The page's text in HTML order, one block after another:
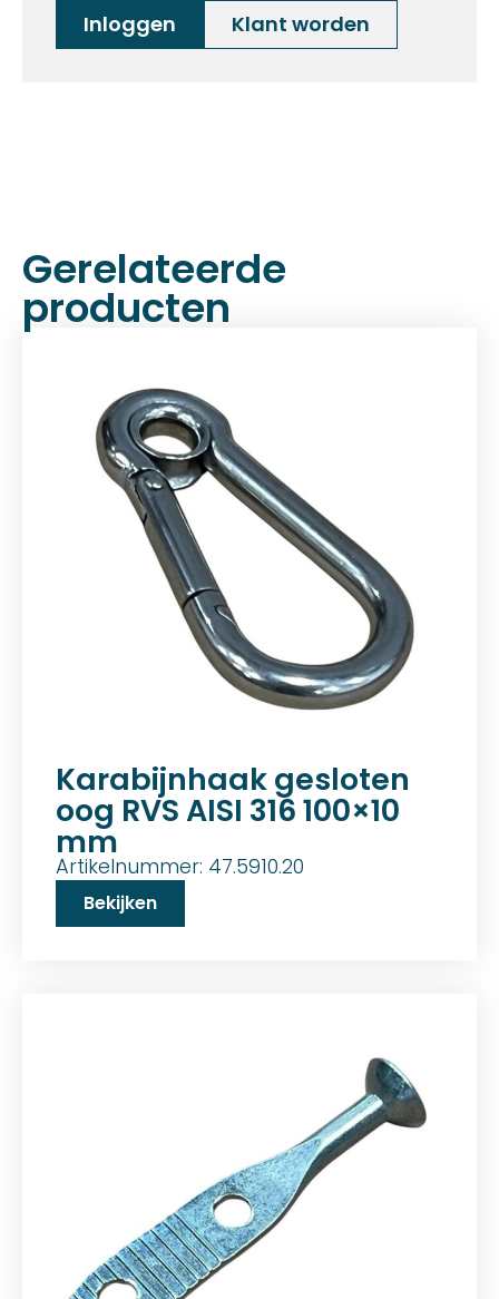
Inloggen Klant worden
Gerelateerde
producten
Karabijnhaak gesloten
oog RVS AISI 316 100×10
mm
Artikelnummer: 47.5910.20
Bekijken